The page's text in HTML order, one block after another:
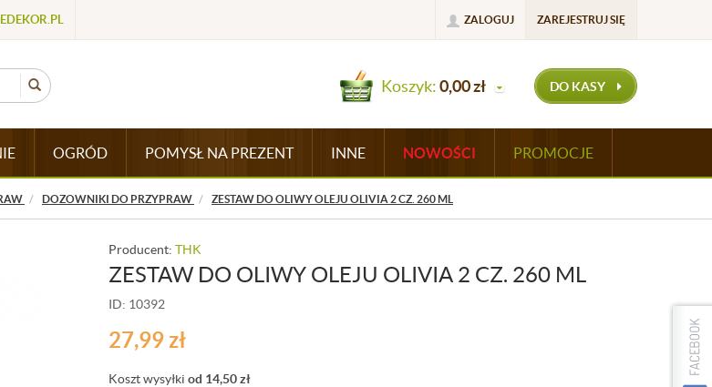
ZALOGUJ ZAREJESTRUJ SIĘ
Koszyk:0,00zł DO KASY
OGRÓD POMYSŁ NA PREZENT INNE NOWOŚCI PROMOCJE
DOZOWNIKI DO PRZYPRAW ZESTAW DO OLIWY OLEJU OLIVIA 2 CZ. 260 ML
Producent: THK
ZESTAW DO OLIWY OLEJU OLIVIA 2 CZ. 260 ML
ID: 10392
27,99zł
Koszt wysyłki od 14,50zł